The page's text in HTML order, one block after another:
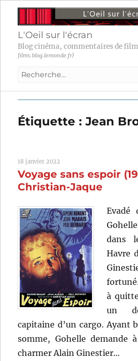
L'Oeil sur l'écran
Blog cinéma, commentaires de
films.blog.lemonde.fr)
Recherche
:
Étiquette :Jean
18 janvier 2022
Voyage sans espoir
Christian-Jaque
Evadé
dans
Havre
à
un
capitaine d’un cargo. Ayant
somme, Gohelle demande
charmer Alain Ginestier…